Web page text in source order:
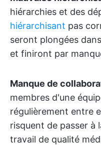
hiérarchies et des
hiérarchisant pas
seront plongées
et finiront par
Manque de
membres d'une
régulièrement entre
risquent de passer à
travail de qualité